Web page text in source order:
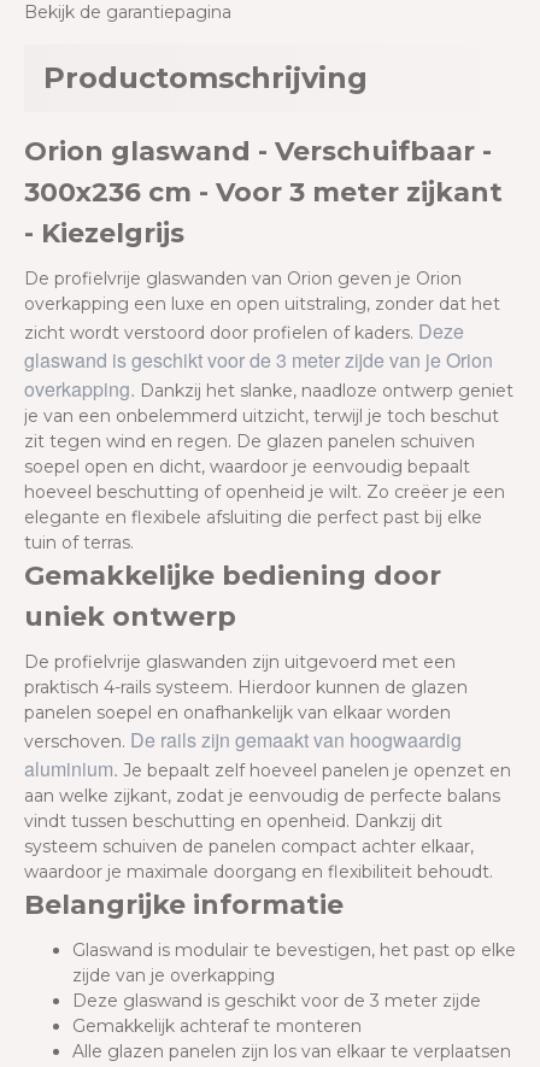
Bekijk de garantiepagina
Productomschrijving
Orion glaswand - Verschuifbaar -
300x236 cm - Voor 3 meter zijkant
- Kiezelgrijs
De profielvrije glaswanden van Orion geven je Orion
overkapping een luxe en open uitstraling, zonder dat het
zicht wordt verstoord door profielen of kaders. Deze
glaswand is geschikt voor de 3 meter zijde van je Orion
overkapping. Dankzij het slanke, naadloze ontwerp geniet
je van een onbelemmerd uitzicht, terwijl je toch beschut
zit tegen wind en regen. De glazen panelen schuiven
soepel open en dicht, waardoor je eenvoudig bepaalt
hoeveel beschutting of openheid je wilt. Zo creëer je een
elegante en flexibele afsluiting die perfect past bij elke
tuin of terras.
Gemakkelijke bediening door
uniek ontwerp
De profielvrije glaswanden zijn uitgevoerd met een
praktisch 4-rails systeem. Hierdoor kunnen de glazen
panelen soepel en onafhankelijk van elkaar worden
verschoven. De rails zijn gemaakt van hoogwaardig
aluminium. Je bepaalt zelf hoeveel panelen je openzet en
aan welke zijkant, zodat je eenvoudig de perfecte balans
vindt tussen beschutting en openheid. Dankzij dit
systeem schuiven de panelen compact achter elkaar,
waardoor je maximale doorgang en flexibiliteit behoudt.
Belangrijke informatie
Glaswand is modulair te bevestigen, het past op elke
zijde van je overkapping
Deze glaswand is geschikt voor de 3 meter zijde
Gemakkelijk achteraf te monteren
Alle glazen panelen zijn los van elkaar te verplaatsen